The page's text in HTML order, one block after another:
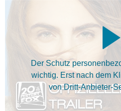
Der Schutz
wichtig. Erst nach dem
von Dritt-Anbieter-